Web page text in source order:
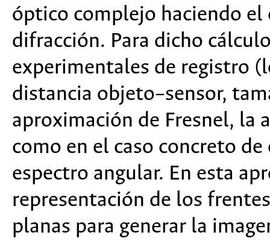
óptico complejo haciendo
difracción. Para dicho
experimentales de registro
distancia objeto–sensor,
aproximación de Fresnel, la
como en el caso concreto
espectro angular. En esta
representación de los
planas para generar la